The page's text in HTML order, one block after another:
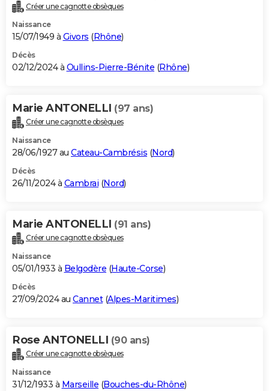
Créer une cagnotte obsèques
Naissance
15/07/1949 à Givors (Rhône)
Décès
02/12/2024 à Oullins-Pierre-Bénite (Rhône)
Marie ANTONELLI (97 ans)
Créer une cagnotte obsèques
Naissance
28/06/1927 au Cateau-Cambrésis (Nord)
Décès
26/11/2024 à Cambrai (Nord)
Marie ANTONELLI (91 ans)
Créer une cagnotte obsèques
Naissance
05/01/1933 à Belgodère (Haute-Corse)
Décès
27/09/2024 au Cannet(Alpes-Maritimes)
Rose ANTONELLI (90 ans)
Créer une cagnotte obsèques
Naissance
31/12/1933 à Marseille (Bouches-du-Rhône)